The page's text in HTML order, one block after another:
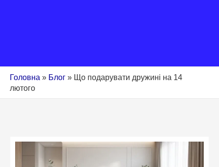
Головна » Блог » Що подарувати дружині на 14
лютого